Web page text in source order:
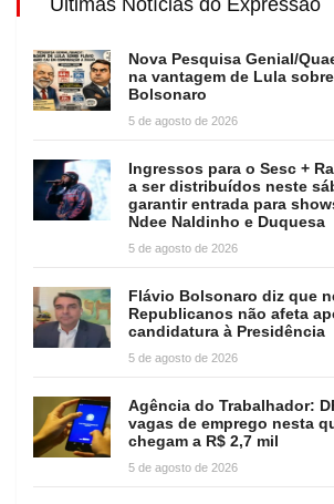
Nova Pesquisa Genial/
na vantagem de Lula
Bolsonaro
5 de agosto de 2026
Ingressos para o Sesc +
a ser distribuídos neste
garantir entrada para
Ndee Naldinho e Duquesa
5 de agosto de 2026
Flávio Bolsonaro diz que
Republicanos não afeta
candidatura à Presidência
5 de agosto de 2026
Agência do Trabalhador:
vagas de emprego nesta
chegam a R$ 2,7 mil
5 de agosto de 2026